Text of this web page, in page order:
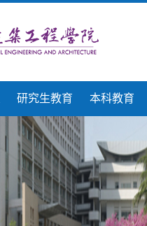
研究生教育 本科教育